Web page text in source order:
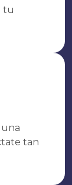
tu
tan